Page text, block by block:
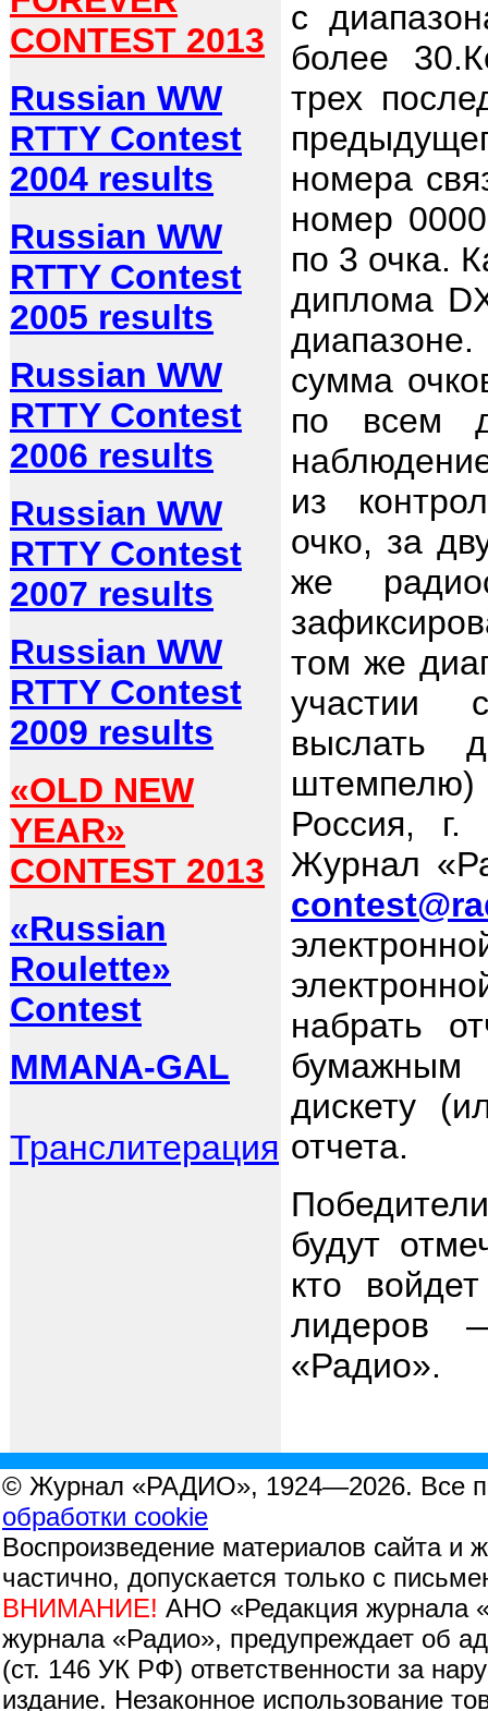
CONTEST 2013
Russian WW
RTTY Contest
2004 results
Russian WW
RTTY Contest
2005 results
Russian WW
RTTY Contest
2006 results
Russian WW
RTTY Contest
2007 results
Russian WW
RTTY Contest
2009 results
«OLD NEW
YEAR»
CONTEST 2013
«Russian
Roulette»
Contest
MMANA-GAL
Транслитерация
с
более
трех
номера
номер
по 3 очка.
диплома
сумма
по всем
из
очко, за
же
том же
участии
выслать
Россия, г.
Журнал
набрать
бумажным
дискету
отчета.
будут
кто
лидеров
«Радио».
© Журнал «РАДИО», 1924—2026. Все
обработки cookie
Воспроизведение материалов сайта
частично, допускается только с
ВНИМАНИЕ! АНО «Редакция журнала
журнала «Радио», предупреждает об
(ст. 146 УК РФ) ответственности за
издание. Незаконное использование